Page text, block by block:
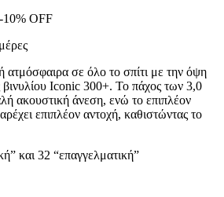
-10% OFF
ατμόσφαιρα σε όλο το σπίτι με την όψη
Iconic 300+. Το πάχος των 3,0
ακουστική άνεση, ενώ το επιπλέον
επιπλέον αντοχή, καθιστώντας το
και 32 “επαγγελματική”